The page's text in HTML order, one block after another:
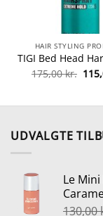
HAIR STYLING
175,00kr. Den
kr..
UDVALGTE
Le
130,00